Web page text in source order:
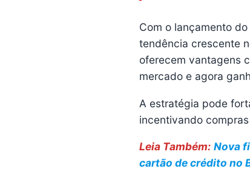
Com o lançamento
tendência crescente
oferecem vantagens
mercado e agora
A estratégia pode
incentivando
Leia Também: Nova
cartão de crédito no